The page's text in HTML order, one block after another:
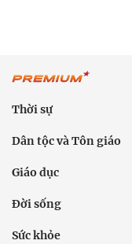
Thời sự
Dân tộc và Tôn giáo
Giáo dục
Đời sống
Sức khỏe